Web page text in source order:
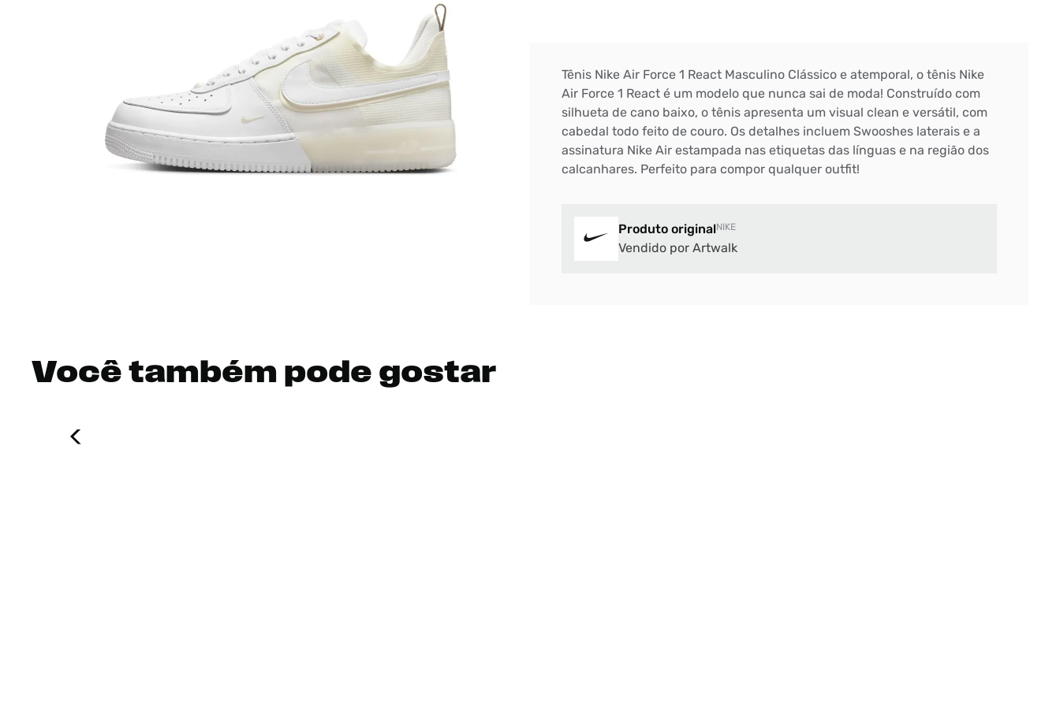
Tênis Nike Air Force 1 React Masculino Clássico e atemporal, o tênis Nike
Air Force 1 React é um modelo que nunca sai de moda! Construído com
silhueta de cano baixo, o tênis apresenta um visual clean e versátil, com
cabedal todo feito de couro. Os detalhes incluem Swooshes laterais e a
assinatura Nike Air estampada nas etiquetas das línguas e na região dos
calcanhares. Perfeito para compor qualquer outfit!
Produto originalNIKE
Vendido por Artwalk
Você também pode gostar